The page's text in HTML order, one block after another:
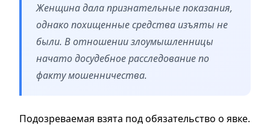
Женщина дала признательные показания,
однако похищенные средства изъяты не
были. В отношении злоумышленницы
начато досудебное расследование по
факту мошенничества.
Подозреваемая взята под обязательство о явке.